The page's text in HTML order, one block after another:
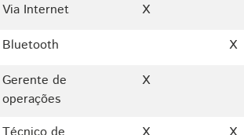
Via Internet
X
Bluetooth
X
Gerente de
operações
X